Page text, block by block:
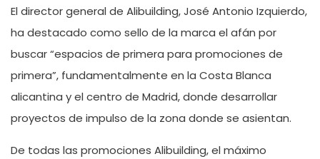
El director general de Alibuilding, José Antonio Izquierdo,
ha destacado como sello de la marca el afán por
buscar “espacios de primera para promociones de
primera”, fundamentalmente en la Costa Blanca
alicantina y el centro de Madrid, donde desarrollar
proyectos de impulso de la zona donde se asientan.
De todas las promociones Alibuilding, el máximo